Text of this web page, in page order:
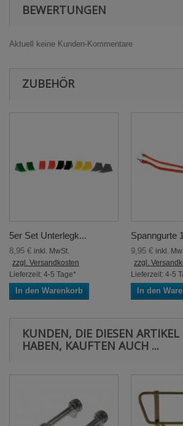
BEWERTUNGEN
Aktuell keine Kunden-Kommentare
ZUBEHÖR
5er Set Unterlegk...
8,95 € inkl. MwSt.
zzgl. Versandkosten
Lieferzeit: 4-5 Tage*
In den Warenkorb
Spanngurte
9,95 € inkl.
zzgl.
Lieferzeit: 4-5
In den
KUNDEN, DIE DIESEN
HABEN, KAUFTEN AUCH ...